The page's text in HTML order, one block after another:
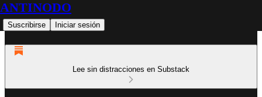
ANTINODO
Suscribirse Iniciar sesión
Lee sin distracciones en Substack